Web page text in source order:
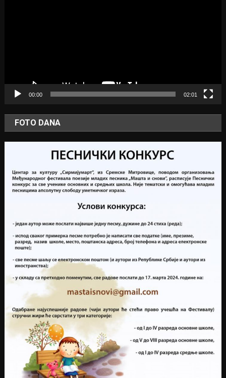
00:00 02:01
FOTO DANA